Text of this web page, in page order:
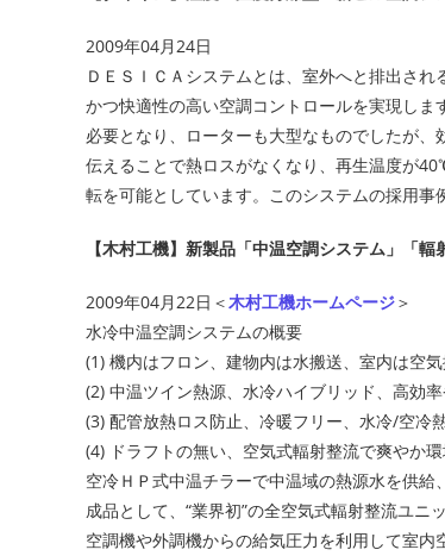
2009年04月24日
ＤＥＳＩＣＡシステムとは、室外へと排出さ
かつ快適性の高い空調コントロールを実現し
必要となり、ローターも大型なものでしたが
伝えることで熱ロスがなくなり、再生温度が
転を可能としています。このシステムの採用事
【木村工機】新製品「中温空調システム」「
2009年04月22日＜木村工機ホームページ＞
水冷中温空調システムの概要
(1) 機内はフロン、建物内は水搬送、室内は空
(2) 中温ツイン熱源、水冷ハイブリッド、高効
(3) 配管放熱ロス防止、冷暖フリー、水冷/空冷
(4) ドラフトの無い、空気式輻射整流で爽やか環
空冷ＨＰ式中温チラーで中温域の熱源水を供
成品として、“業界初”の全空気式輻射整流ユニッ
空調機や外調機からの給気圧力を利用して室